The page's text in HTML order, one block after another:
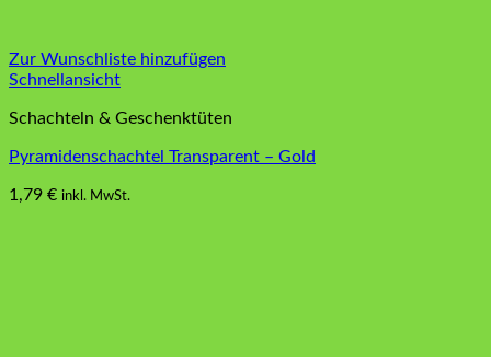
Zur Wunschliste hinzufügen
Schnellansicht
Schachteln & Geschenktüten
Pyramidenschachtel Transparent – Gold
1,79 € inkl. MwSt.